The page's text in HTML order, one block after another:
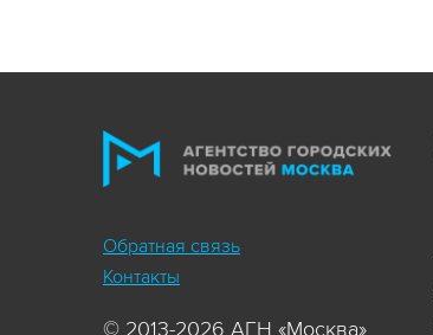
Обратная связь
Контакты
© 2013-2026 АГН «Москва»